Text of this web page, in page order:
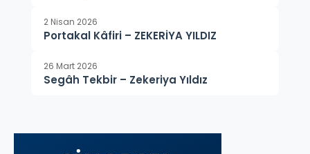
2 Nisan 2026
Portakal Kâfiri – ZEKERİYA YILDIZ
26 Mart 2026
Segâh Tekbir – Zekeriya Yıldız